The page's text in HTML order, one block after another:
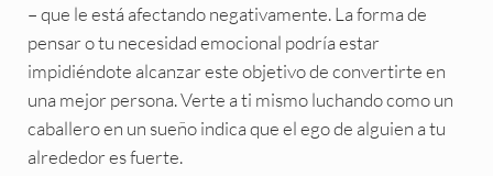
– que le está afectando negativamente. La forma de
pensar o tu necesidad emocional podría estar
impidiéndote alcanzar este objetivo de convertirte en
una mejor persona. Verte a ti mismo luchando como un
caballero en un sueño indica que el ego de alguien a tu
alrededor es fuerte.